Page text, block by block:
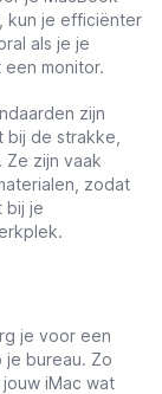
kun je efficiënter
als je je
monitor.
zijn
de strakke,
Ze zijn vaak
zodat
bij je
je voor een
bureau. Zo
iMac wat